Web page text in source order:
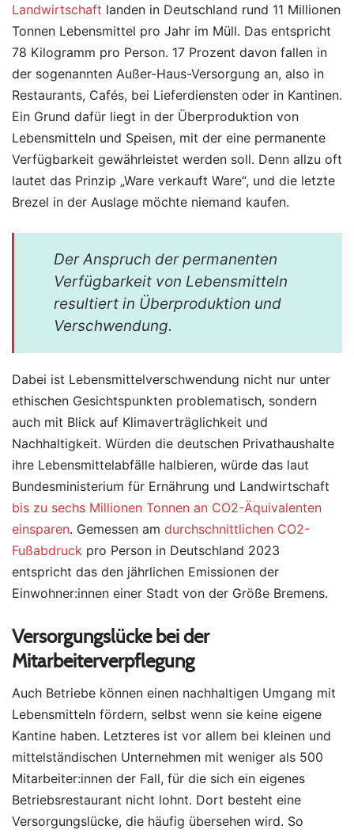
Landwirtschaft landen in Deutschland rund 11 Millionen
Tonnen Lebensmittel pro Jahr im Müll. Das entspricht
78 Kilogramm pro Person. 17 Prozent davon fallen in
der sogenannten Außer-Haus-Versorgung an, also in
Restaurants, Cafés, bei Lieferdiensten oder in Kantinen.
Ein Grund dafür liegt in der Überproduktion von
Lebensmitteln und Speisen, mit der eine permanente
Verfügbarkeit gewährleistet werden soll. Denn allzu oft
lautet das Prinzip „Ware verkauft Ware“, und die letzte
Brezel in der Auslage möchte niemand kaufen.
Der Anspruch der permanenten
Verfügbarkeit von Lebensmitteln
resultiert in Überproduktion und
Verschwendung.
Dabei ist Lebensmittelverschwendung nicht nur unter
ethischen Gesichtspunkten problematisch, sondern
auch mit Blick auf Klimaverträglichkeit und
Nachhaltigkeit. Würden die deutschen Privathaushalte
ihre Lebensmittelabfälle halbieren, würde das laut
Bundesministerium für Ernährung und Landwirtschaft
bis zu sechs Millionen Tonnen an CO2-Äquivalenten
einsparen. Gemessen am durchschnittlichen CO2-
Fußabdruck pro Person in Deutschland 2023
entspricht das den jährlichen Emissionen der
Einwohner:innen einer Stadt von der Größe Bremens.
Versorgungslücke bei der
Mitarbeiterverpflegung
Auch Betriebe können einen nachhaltigen Umgang mit
Lebensmitteln fördern, selbst wenn sie keine eigene
Kantine haben. Letzteres ist vor allem bei kleinen und
mittelständischen Unternehmen mit weniger als 500
Mitarbeiter:innen der Fall, für die sich ein eigenes
Betriebsrestaurant nicht lohnt. Dort besteht eine
Versorgungslücke, die häufig übersehen wird. So